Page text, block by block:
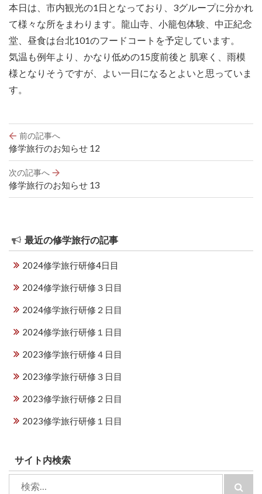
本日は、市内観光の1日となっており、3グループに分かれ
て様々な所をまわります。龍山寺、小籠包体験、中正紀念
堂、昼食は台北101のフードコートを予定しています。
気温も例年より、かなり低めの15度前後と 肌寒く、雨模
様となりそうですが、よい一日になるとよいと思っていま
す。
投
稿
ナ
ビ
ゲ
ー
ン
前の記事へ
修学旅行のお知らせ 12
次の記事へ
修学旅行のお知らせ 13
最近の修学旅行の記事
2024修学旅行研修4日目
2024修学旅行研修３日目
2024修学旅行研修２日目
2024修学旅行研修１日目
2023修学旅行研修４日目
2023修学旅行研修３日目
2023修学旅行研修２日目
2023修学旅行研修１日目
サイト内検索